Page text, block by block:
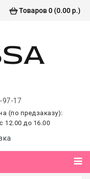
Товаров 0 (0.00 р.)
97-17
(по предзаказу):
12.00 до 16.00